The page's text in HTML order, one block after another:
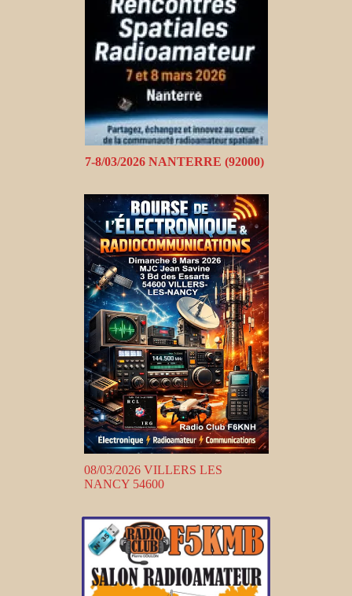
7-8/03/2026 NANTERRE (92000)
08/03/2026 VILLERS LES
NANCY 54600